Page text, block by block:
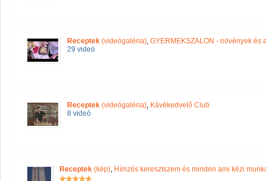
Receptek (videógaléria), GYERMEKSZALON - növények és
29 videó
Receptek (videógaléria), Kávékedvelő Club
8 videó
Receptek (kép), Hímzés keresztszem és minden ami kézi